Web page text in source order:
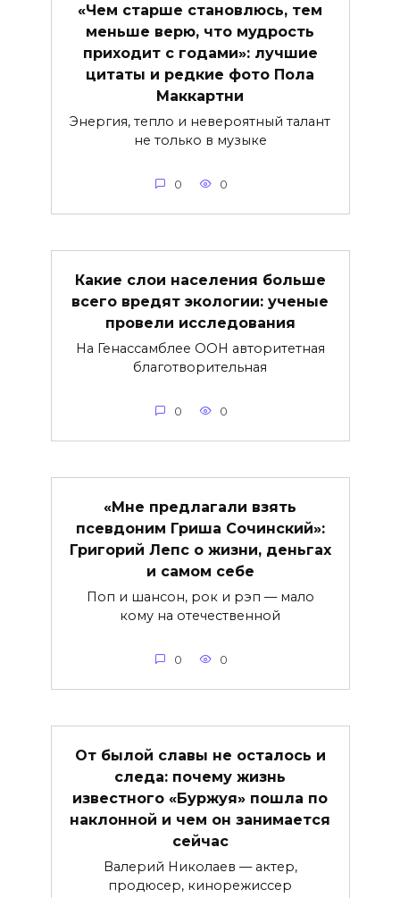
«Чем старше становлюсь, тем
меньше верю, что мудрость
приходит с годами»: лучшие
цитаты и редкие фото Пола
Маккартни
Энергия, тепло и невероятный талант
не только в музыке
0 0
Какие слои населения больше
всего вредят экологии: ученые
провели исследования
На Генассамблее ООН авторитетная
благотворительная
0 0
«Мне предлагали взять
псевдоним Гриша Сочинский»:
Григорий Лепс о жизни, деньгах
и самом себе
Поп и шансон, рок и рэп — мало
кому на отечественной
0 0
От былой славы не осталось и
следа: почему жизнь
известного «Буржуя» пошла по
наклонной и чем он занимается
сейчас
Валерий Николаев — актер,
продюсер, кинорежиссер